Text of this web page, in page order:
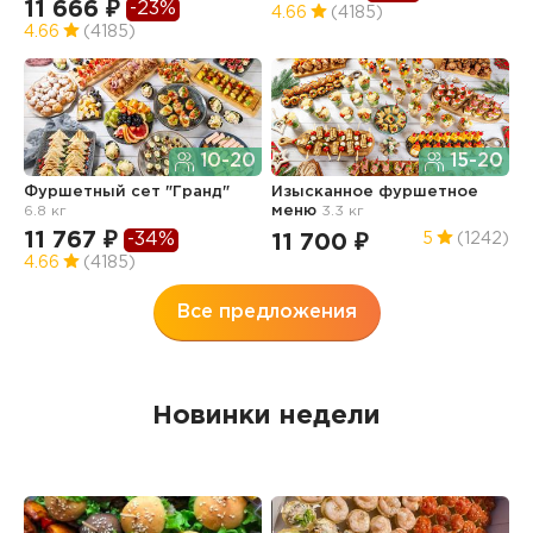
11 666 ₽ -23%
4.66 (4185)
4.66 (4185)
10-20
Фуршетный сет "Гранд"
6.8 кг
11 767 ₽ -34%
4.66 (4185)
15-20
Изысканное фуршетное
меню 3.3 кг
11 700 ₽ 5 (1242)
Все предложения
Новинки недели